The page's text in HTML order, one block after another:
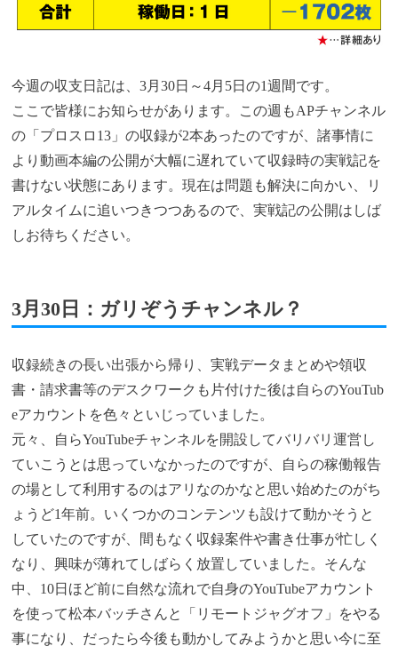
今週の収支日記は、3月30日～4月5日の1週間です。
ここで皆様にお知らせがあります。この週もAPチャンネル
の「プロスロ13」の収録が2本あったのですが、諸事情に
より動画本編の公開が大幅に遅れていて収録時の実戦記を
書けない状態にあります。現在は問題も解決に向かい、リ
アルタイムに追いつきつつあるので、実戦記の公開はしば
しお待ちください。
3月30日：ガリぞうチャンネル？
収録続きの長い出張から帰り、実戦データまとめや領収
書・請求書等のデスクワークも片付けた後は自らのYouTub
eアカウントを色々といじっていました。
元々、自らYouTubeチャンネルを開設してバリバリ運営し
ていこうとは思っていなかったのですが、自らの稼働報告
の場として利用するのはアリなのかなと思い始めたのがち
ょうど1年前。いくつかのコンテンツも設けて動かそうと
していたのですが、間もなく収録案件や書き仕事が忙しく
なり、興味が薄れてしばらく放置していました。そんな
中、10日ほど前に自然な流れで自身のYouTubeアカウント
を使って松本バッチさんと「リモートジャグオフ」をやる
事になり、だったら今後も動かしてみようかと思い今に至